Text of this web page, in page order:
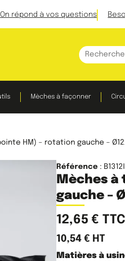
On répond à vos questions
Mèches à façonner
HM) – rotation gauche –
Référence : B1312I
Mèches à
gauche –
12,65 € TTC
10,54 € HT
Matières à